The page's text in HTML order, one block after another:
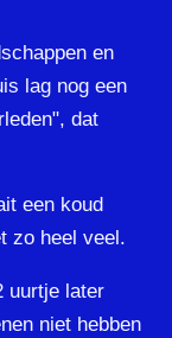
en
lag nog een
dat
een koud
zo heel veel.
uurtje later
niet hebben